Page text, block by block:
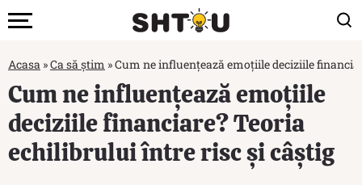
Acasa »Ca să știm »Cum ne influențează emoțiile deciziile
Cum ne influențează emoțiile
deciziile financiare? Teoria
echilibrului între risc și câștig